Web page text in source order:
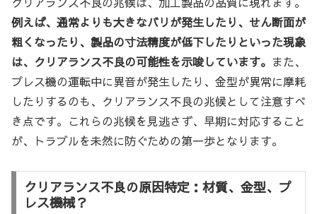
例えば、通常よりも大きなバリが発生したり、せん断面が
粗くなったり、製品の寸法精度が低下したりといった現象
は、クリアランス不良の可能性を示唆しています。 また、
プレス機の運転中に異音が発生したり、金型が異常に摩耗
したりするのも、クリアランス不良の兆候として注意すべ
き点です。これらの兆候を見逃さず、早期に対応すること
が、トラブルを未然に防ぐための第一歩となります。
クリアランス不良の原因特定：材質、金型、プ
レス機械？